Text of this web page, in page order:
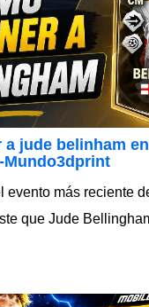
a jude belinham
Mundo3dprint
evento más reciente
que Jude